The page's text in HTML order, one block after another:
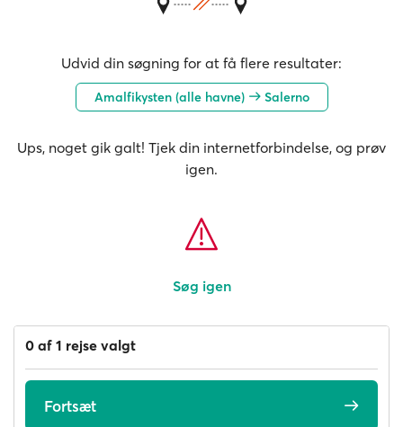
Udvid din søgning for at få flere resultater:
Amalfikysten (alle havne) Salerno
Ups, noget gik galt! Tjek din internetforbindelse, og prøv
igen.
Søg igen
0 af 1 rejse valgt
Fortsæt